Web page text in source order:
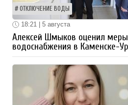
ОТКЛЮЧЕНИЕ ВОДЫ
18:21 | 5 августа
Алексей Шмыков оценил
водоснабжения в Каменске-